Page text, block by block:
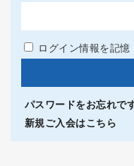
ログイン情報を記憶
パスワードをお忘れで
新規ご入会はこちら